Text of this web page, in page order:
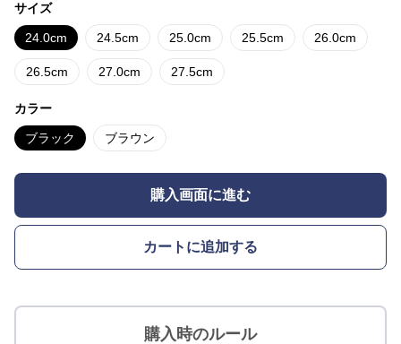
サイズ
24.0cm 24.5cm 25.0cm 25.5cm 26.0cm
26.5cm 27.0cm 27.5cm
カラー
ブラック ブラウン
購入画面に進む
カートに追加する
購入時のルール